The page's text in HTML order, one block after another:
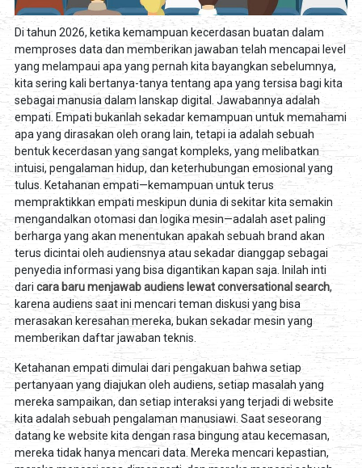
Di tahun 2026, ketika kemampuan kecerdasan buatan dalam
memproses data dan memberikan jawaban telah mencapai level
yang melampaui apa yang pernah kita bayangkan sebelumnya,
kita sering kali bertanya-tanya tentang apa yang tersisa bagi kita
sebagai manusia dalam lanskap digital. Jawabannya adalah
empati. Empati bukanlah sekadar kemampuan untuk memahami
apa yang dirasakan oleh orang lain, tetapi ia adalah sebuah
bentuk kecerdasan yang sangat kompleks, yang melibatkan
intuisi, pengalaman hidup, dan keterhubungan emosional yang
tulus. Ketahanan empati—kemampuan untuk terus
mempraktikkan empati meskipun dunia di sekitar kita semakin
mengandalkan otomasi dan logika mesin—adalah aset paling
berharga yang akan menentukan apakah sebuah brand akan
terus dicintai oleh audiensnya atau sekadar dianggap sebagai
penyedia informasi yang bisa digantikan kapan saja. Inilah inti
dari cara baru menjawab audiens lewat conversational search,
karena audiens saat ini mencari teman diskusi yang bisa
merasakan keresahan mereka, bukan sekadar mesin yang
memberikan daftar jawaban teknis.
Ketahanan empati dimulai dari pengakuan bahwa setiap
pertanyaan yang diajukan oleh audiens, setiap masalah yang
mereka sampaikan, dan setiap interaksi yang terjadi di website
kita adalah sebuah pengalaman manusiawi. Saat seseorang
datang ke website kita dengan rasa bingung atau kecemasan,
mereka tidak hanya mencari data. Mereka mencari kepastian,